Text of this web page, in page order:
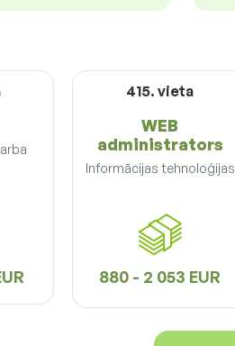
415. vieta
WEB
administrators
Informācijas tehnoloģijas
880 - 2 053 EUR